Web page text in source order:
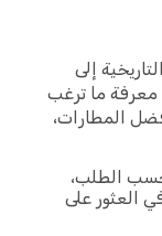
إلى
معرفة ما ترغب
المطارات،
حسب الطلب،
العثور على